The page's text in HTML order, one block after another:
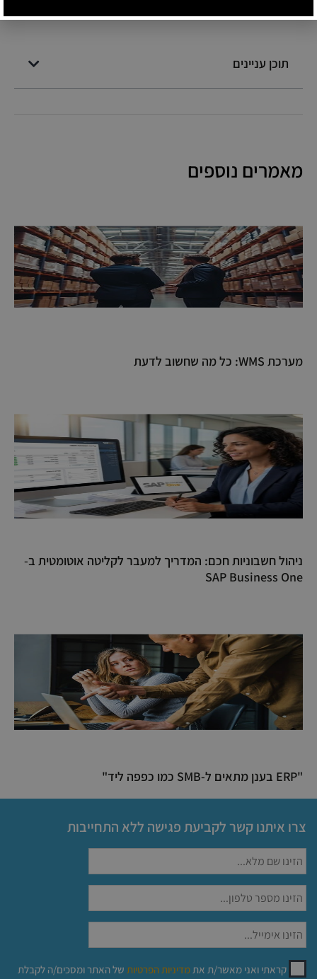
תוכן עניינים
מאמרים נוספים
מערכת WMS: כל מה שחשוב לדעת
ניהול חשבוניות חכם: המדריך למעבר לקליטה אוטומטית ב-
SAP Business One
"ERP בענן מתאים ל-SMB כמו כפפה ליד"
צרו איתנו קשר לקביעת פגישה ללא התחייבות
קראתי ואני מאשר/ת אתמדיניות הפרטיות של האתר ומסכים/ה לקבלת